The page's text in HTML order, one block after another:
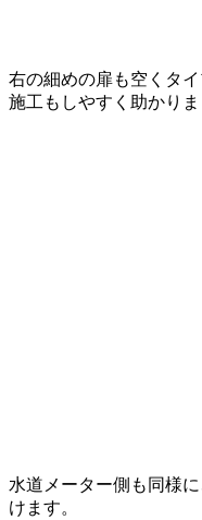
右の細めの扉も空くタイ
施工もしやすく助かりま
水道メーター側も同様
けます。